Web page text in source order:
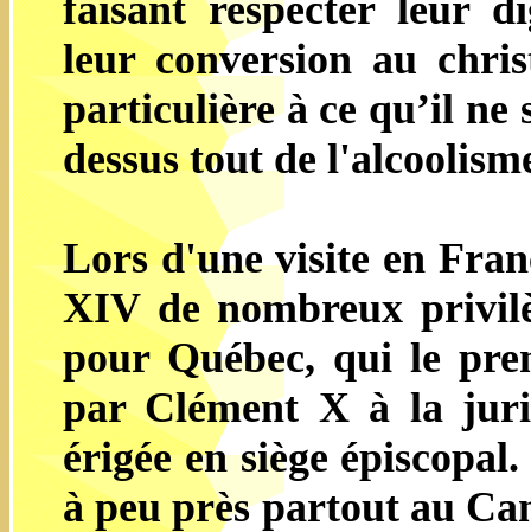
faisant respecter leur
leur conversion au
particulière à ce qu’il ne
dessus tout de
Lors d'une visite en
XIV de nombreux
pour Québec, qui le
par Clément X à la
érigée en siège
à peu près partout au